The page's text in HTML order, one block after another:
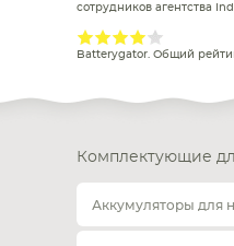
сотрудников агентства
Batterygator. Общий
Комплектующие
Аккумуляторы для